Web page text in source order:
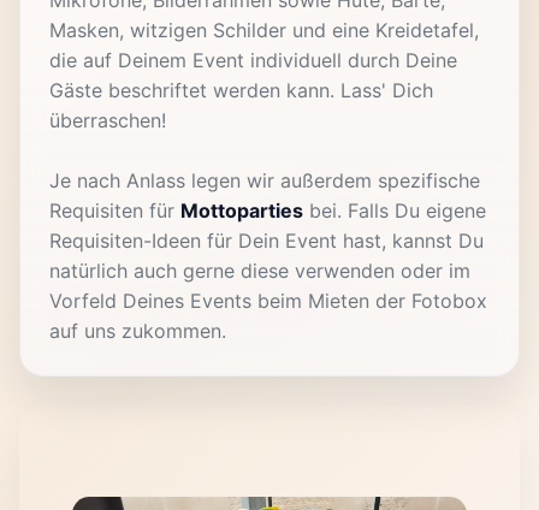
Masken, witzigen Schilder und eine Kreidetafel,
die auf Deinem Event individuell durch Deine
Gäste beschriftet werden kann. Lass' Dich
überraschen!
Je nach Anlass legen wir außerdem spezifische
Requisiten für Mottoparties bei. Falls Du eigene
Requisiten-Ideen für Dein Event hast, kannst Du
natürlich auch gerne diese verwenden oder im
Vorfeld Deines Events beim Mieten der Fotobox
auf uns zukommen.